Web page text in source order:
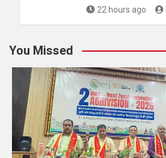
22 hours ago
You Missed